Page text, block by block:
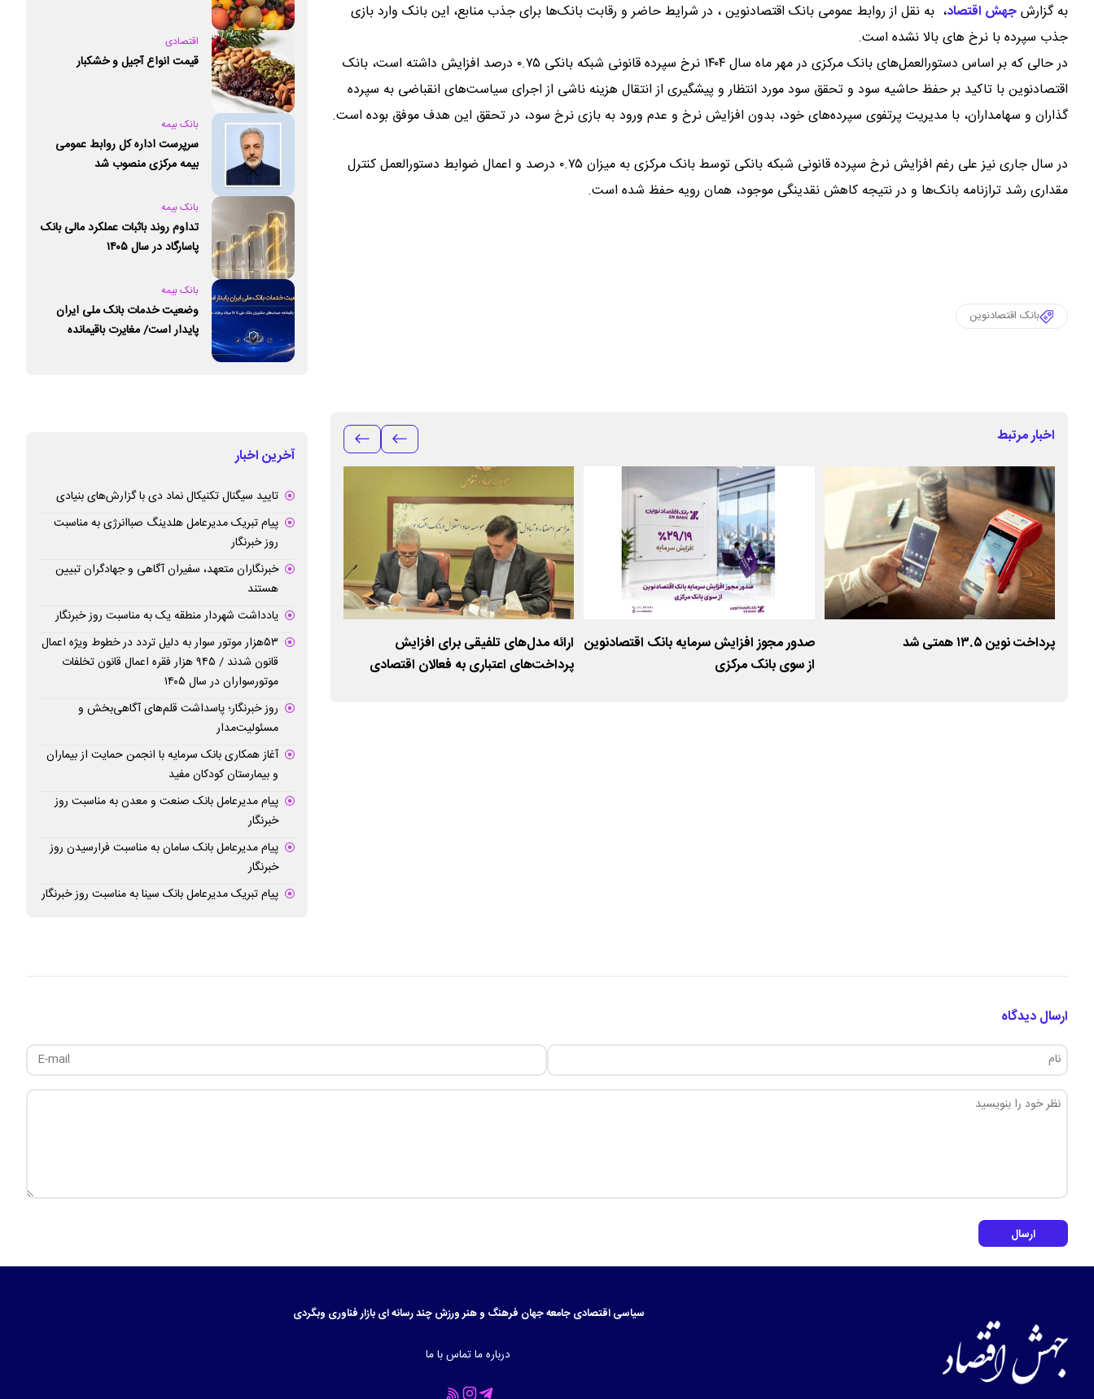
به گزارشجهش اقتصاد، به نقل از روابط عمومی بانک اقتصادنوین ، در شرایط حاضر و رقابت بانک‌ها برای جذب منابع، این بانک وارد بازی
جذب سپرده با نرخ های بالا نشده است.
در حالی که بر اساس دستورالعمل‌های بانک مرکزی در مهر ماه سال ۱۴۰۴ نرخ سپرده قانونی شبکه بانکی ۰.۷۵ درصد افزایش داشته است، بانک
اقتصادنوین با تاکید بر حفظ حاشیه سود و تحقق سود مورد انتظار و پیشگیری از انتقال هزینه ناشی از اجرای سیاست‌های انقباضی به سپرده
گذاران و سهامداران، با مدیریت پرتفوی سپرده‌های خود، بدون افزایش نرخ و عدم ورود به بازی نرخ سود، در تحقق این هدف موفق بوده است.
در سال جاری نیز علی رغم افزایش نرخ سپرده قانونی شبکه بانکی توسط بانک مرکزی به میزان ۰.۷۵ درصد و اعمال ضوابط دستورالعمل کنترل
مقداری رشد ترازنامه بانک‌ها و در نتیجه کاهش نقدینگی موجود، همان رویه حفظ شده است.
بانک اقتصادنوین
اخبار مرتبط
پرداخت نوین ۱۳.۵ همتی شد
صدور مجوز افزایش سرمایه بانک اقتصادنوین
از سوی بانک مرکزی
ارائه مدل‌های تلفیقی برای افزایش
پرداخت‌های اعتباری به فعالان اقتصادی
ارائه مدل‌های تلفیقی برای افزایش
پرداخت‌های اعتباری به فعالان اقتصادی
اجماع جامعه
حمایت بانک
اقتصادی
قیمت انواع آجیل و خشکبار
بانک بیمه
سرپرست اداره کل روابط عمومی
بیمه مرکزی منصوب شد
بانک بیمه
تداوم روند باثبات عملکرد مالی بانک
پاسارگاد در سال ۱۴۰۵
بانک بیمه
وضعیت خدمات بانک ملی ایران
پایدار است/ مغایرت‌ باقیمانده
آخرین اخبار
تایید سیگنال تکنیکال نماد دی با گزارش‌های بنیادی
پیام تبریک مدیرعامل هلدینگ صباانرژی به مناسبت
روز خبرنگار
خبرنگاران متعهد، سفیران آگاهی و جهادگران تبیین
هستند
یادداشت شهردار منطقه یک به مناسبت روز خبرنگار
۵۳هزار موتور سوار به دلیل تردد در خطوط ویژه اعمال
قانون شدند / ۹۴۵ هزار فقره اعمال قانون تخلفات
موتورسواران در سال ۱۴۰۵
روز خبرنگار؛ پاسداشت قلم‌های آگاهی‌بخش و
مسئولیت‌مدار
آغاز همکاری بانک سرمایه با انجمن حمایت از بیماران
و بیمارستان کودکان مفید
پیام مدیرعامل بانک صنعت و معدن به مناسبت روز
خبرنگار
پیام مدیرعامل بانک سامان به مناسبت فرارسیدن روز
خبرنگار
پیام تبریک مدیرعامل بانک سینا به مناسبت روز خبرنگار
ارسال دیدگاه
ارسال
سیاسیاقتصادیجامعهجهان فرهنگ و هنرورزشچند رسانه ایبازارفناوری وبگردی
درباره ماتماس با ما